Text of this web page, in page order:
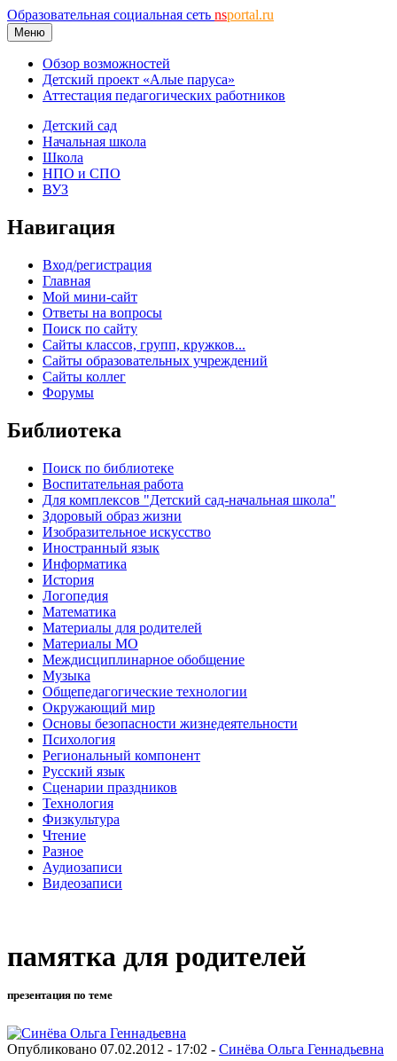
Образовательная социальная сеть nsportal.ru
Меню
Обзор возможностей
Детский проект «Алые паруса»
Аттестация педагогических работников
Детский сад
Начальная школа
Школа
НПО и СПО
ВУЗ
Навигация
Вход/регистрация
Главная
Мой мини-сайт
Ответы на вопросы
Поиск по сайту
Сайты классов, групп, кружков...
Сайты образовательных учреждений
Сайты коллег
Форумы
Библиотека
Поиск по библиотеке
Воспитательная работа
Для комплексов "Детский сад-начальная школа"
Здоровый образ жизни
Изобразительное искусство
Иностранный язык
Информатика
История
Логопедия
Математика
Материалы для родителей
Материалы МО
Междисциплинарное обобщение
Музыка
Общепедагогические технологии
Окружающий мир
Основы безопасности жизнедеятельности
Психология
Региональный компонент
Русский язык
Сценарии праздников
Технология
Физкультура
Чтение
Разное
Аудиозаписи
Видеозаписи
памятка для родителей
презентация по теме
Опубликовано 07.02.2012 - 17:02 - Синёва Ольга Геннадьевна